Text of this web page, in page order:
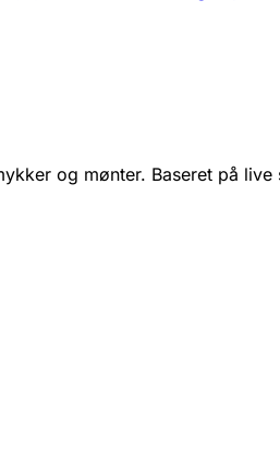
og mønter. Baseret på live